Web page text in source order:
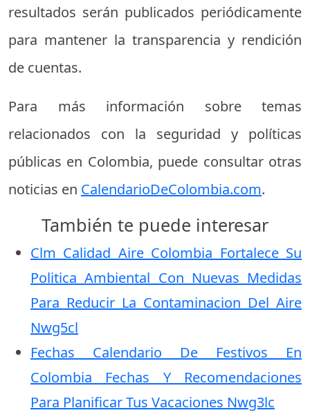
resultados serán publicados periódicamente
para mantener la transparencia y rendición
de cuentas.
Para más información sobre temas
relacionados con la seguridad y políticas
públicas en Colombia, puede consultar otras
noticias en CalendarioDeColombia.com.
También te puede interesar
Clm Calidad Aire Colombia Fortalece Su
Politica Ambiental Con Nuevas Medidas
Para Reducir La Contaminacion Del Aire
Nwg5cl
Fechas Calendario De Festivos En
Colombia Fechas Y Recomendaciones
Para Planificar Tus Vacaciones Nwg3lc